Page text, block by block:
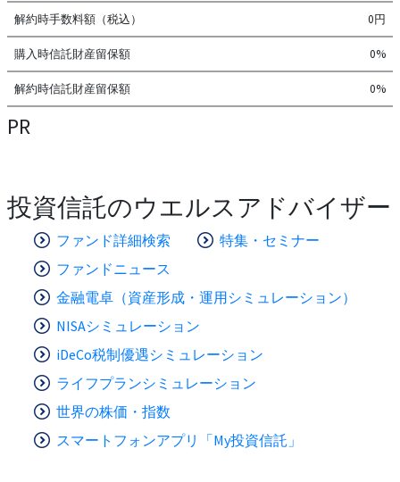
解約時手数料額（税込） 0円
購入時信託財産留保額 0%
解約時信託財産留保額 0%
PR
投資信託のウエルスアドバイザー
ファンド詳細検索
特集・セミナー
ファンドニュース
金融電卓（資産形成・運用シミュレーション）
NISAシミュレーション
iDeCo税制優遇シミュレーション
ライフプランシミュレーション
世界の株価・指数
スマートフォンアプリ「My投資信託」